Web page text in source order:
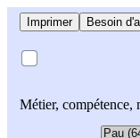
Imprimer Besoin
Métier, compétence,